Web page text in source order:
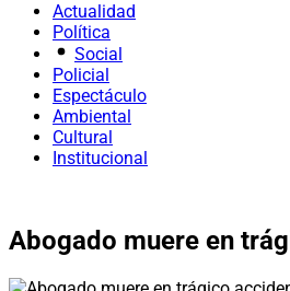
Actualidad
Política
Social
Policial
Espectáculo
Ambiental
Cultural
Institucional
Abogado muere en